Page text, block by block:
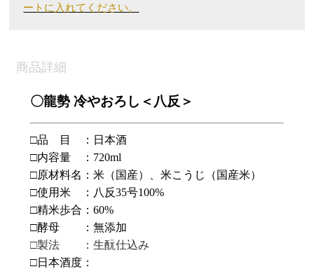
ートに入れてください。
商品詳細
〇龍勢 冷やおろし＜八反＞
□品 目 ：日本酒
□内容量 ： 720ml
□原材料名：米（国産）、米こうじ（国産米）
□使用米 ：八反35号100%
□精米歩合：60%
□酵母 ：無添加
□製法 ：生酛仕込み
□日本酒度：